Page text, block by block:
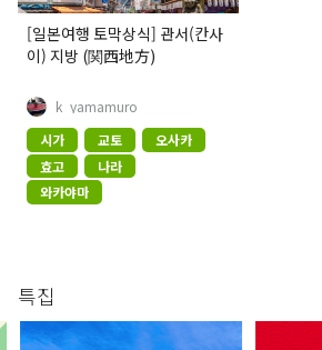
[일본여행 토막상식] 관서(칸사
이) 지방 (関西地方)
k_yamamuro
시가
교토
오사카
효고
나라
와카야마
특집